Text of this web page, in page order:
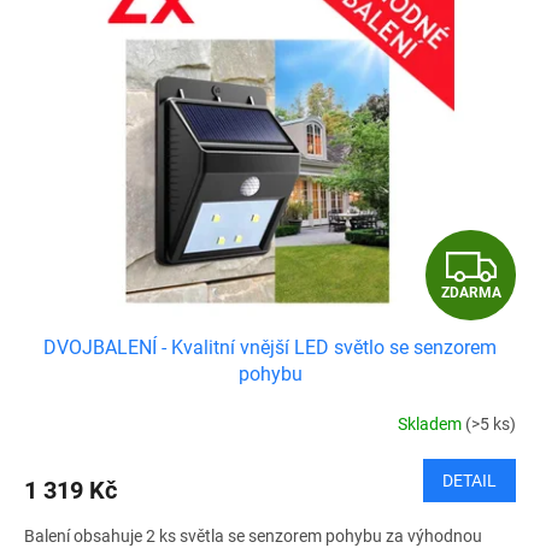
Z
D
A
R
M
A
ZDARMA
DVOJBALENÍ - Kvalitní vnější LED světlo se senzorem
pohybu
Skladem (>5 ks)
1 319 Kč DETAIL
Balení obsahuje 2 ks světla se senzorem pohybu za výhodnou